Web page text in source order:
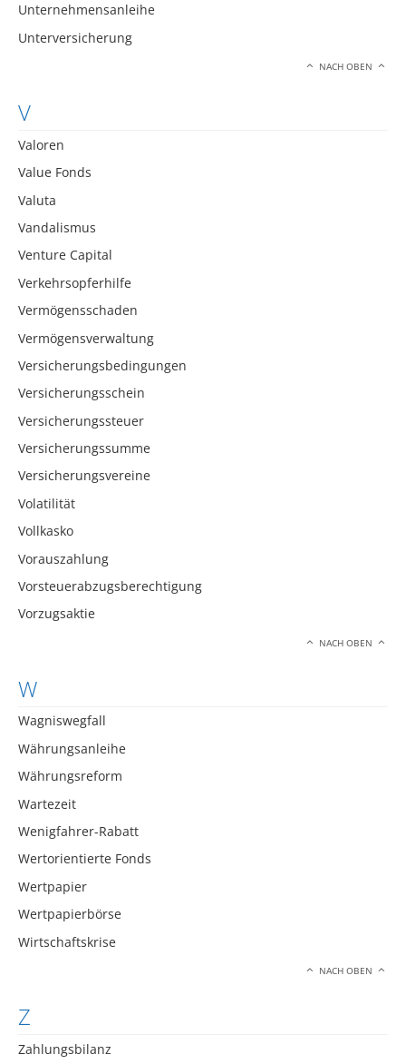
Unternehmensanleihe
Unterversicherung
NACH OBEN
V
Valoren
Value Fonds
Valuta
Vandalismus
Venture Capital
Verkehrsopferhilfe
Vermögensschaden
Vermögensverwaltung
Versicherungsbedingungen
Versicherungsschein
Versicherungssteuer
Versicherungssumme
Versicherungsvereine
Volatilität
Vollkasko
Vorauszahlung
Vorsteuerabzugsberechtigung
Vorzugsaktie
NACH OBEN
W
Wagniswegfall
Währungsanleihe
Währungsreform
Wartezeit
Wenigfahrer-Rabatt
Wertorientierte Fonds
Wertpapier
Wertpapierbörse
Wirtschaftskrise
NACH OBEN
Z
Zahlungsbilanz